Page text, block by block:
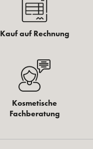
Kauf auf Rechnung
Kosmetische
Fachberatung